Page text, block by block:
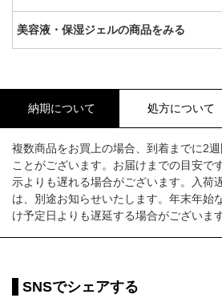
美容液・保湿ジェルの商品をみる
納期について 処方について
複数商品をお買上の場合、到着までに2
ことがございます。お届けまでの目安で
示よりも遅れる場合がございます。入荷
は、別途お知らせいたします。年末年始
け予定日よりも遅延する場合がございます
SNSでシェアする